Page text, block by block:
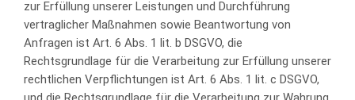
zur Erfüllung unserer Leistungen und Durchführung
vertraglicher Maßnahmen sowie Beantwortung von
Anfragen ist Art. 6 Abs. 1 lit. b DSGVO, die
Rechtsgrundlage für die Verarbeitung zur Erfüllung unserer
rechtlichen Verpflichtungen ist Art. 6 Abs. 1 lit. c DSGVO,